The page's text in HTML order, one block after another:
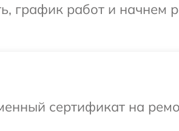
график работ и начнем
сертификат на